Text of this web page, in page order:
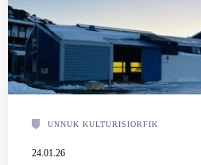
UNNUK KULTURISIORFIK
24.01.26